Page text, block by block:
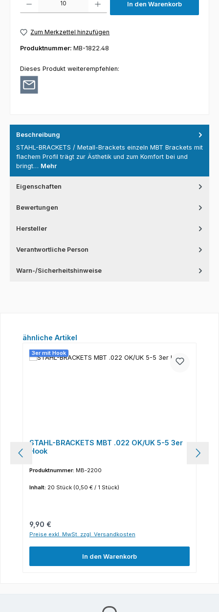
In den Warenkorb
Zum Merkzettel hinzufügen
Produktnummer: MB-1822.48
Dieses Produkt weiterempfehlen:
Beschreibung
STAHL-BRACKETS / Metall-Brackets einzeln MBT Brackets mit
flachem Profil trägt zur Ästhetik und zum Komfort bei und
bringt… Mehr
Eigenschaften
Bewertungen
Hersteller
Verantwortliche Person
Warn-/Sicherheitshinweise
Produktgalerie überspringen
ähnliche Artikel
3er mit Hook
STAHL-BRACKETS MBT .022 OK/UK 5-5 3er
Hook
Produktnummer: MB-2200
Inhalt: 20 Stück (0,50 € / 1 Stück)
Regulärer Preis:
9,90 €
Preise exkl. MwSt. zzgl. Versandkosten
In den Warenkorb